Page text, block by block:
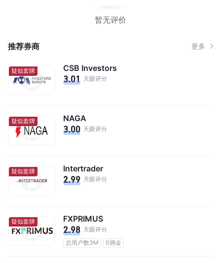
暂无评价
推荐券商 更多
疑似套牌 CSB Investors
3.01 天眼评分
疑似套牌 NAGA
3.00 天眼评分
疑似套牌 Intertrader
2.99 天眼评分
疑似套牌 FXPRIMUS
2.98 天眼评分
总用户数3M
0佣金